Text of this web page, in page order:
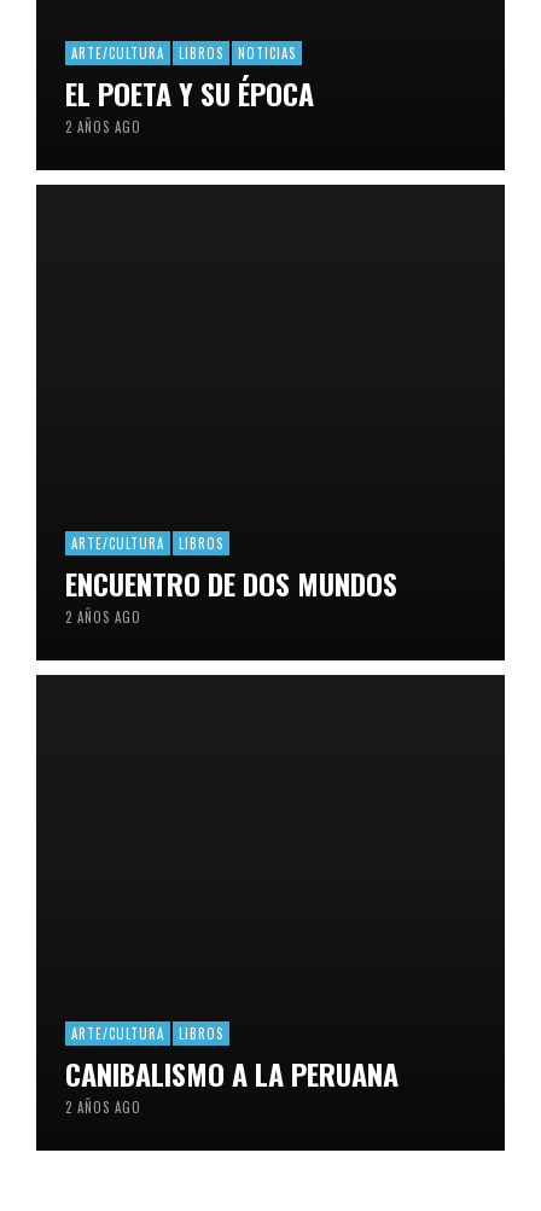
ARTE/CULTURA LIBROS NOTICIAS
EL POETA Y SU ÉPOCA
2 AÑOS AGO
ARTE/CULTURA LIBROS
ENCUENTRO DE DOS MUNDOS
2 AÑOS AGO
ARTE/CULTURA LIBROS
CANIBALISMO A LA PERUANA
2 AÑOS AGO